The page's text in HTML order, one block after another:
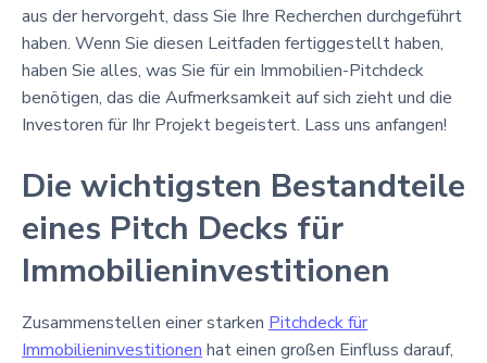
aus der hervorgeht, dass Sie Ihre Recherchen durchgeführt
haben. Wenn Sie diesen Leitfaden fertiggestellt haben,
haben Sie alles, was Sie für ein Immobilien-Pitchdeck
benötigen, das die Aufmerksamkeit auf sich zieht und die
Investoren für Ihr Projekt begeistert. Lass uns anfangen!
Die wichtigsten Bestandteile
eines Pitch Decks für
Immobilieninvestitionen
Zusammenstellen einer starken Pitchdeck für
Immobilieninvestitionen hat einen großen Einfluss darauf,